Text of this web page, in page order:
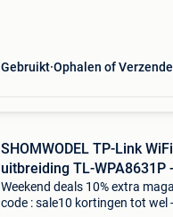
Gebruikt Ophalen of
SHOMWODEL TP-Link
uitbreiding TL-WPA8631P -
Weekend deals 10% extra
code : sale10 kortingen tot wel